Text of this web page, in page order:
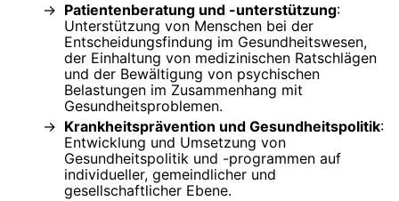
Patientenberatung und -unterstützung:
Unterstützung von Menschen bei der
Entscheidungsfindung im Gesundheitswesen,
der Einhaltung von medizinischen Ratschlägen
und der Bewältigung von psychischen
Belastungen im Zusammenhang mit
Gesundheitsproblemen.
Krankheitsprävention und Gesundheitspolitik:
Entwicklung und Umsetzung von
Gesundheitspolitik und -programmen auf
individueller, gemeindlicher und
gesellschaftlicher Ebene.